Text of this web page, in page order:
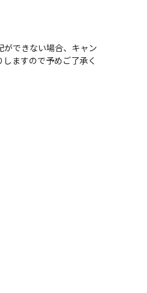
できない場合、キャン
ますので予めご了承く